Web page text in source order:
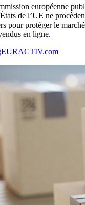
européenne
de l’UE ne
pour protéger le
en ligne.
EURACTIV.com